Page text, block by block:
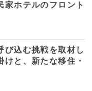
家ホテルのフロント
び込む挑戦を取材し
と、新たな移住・